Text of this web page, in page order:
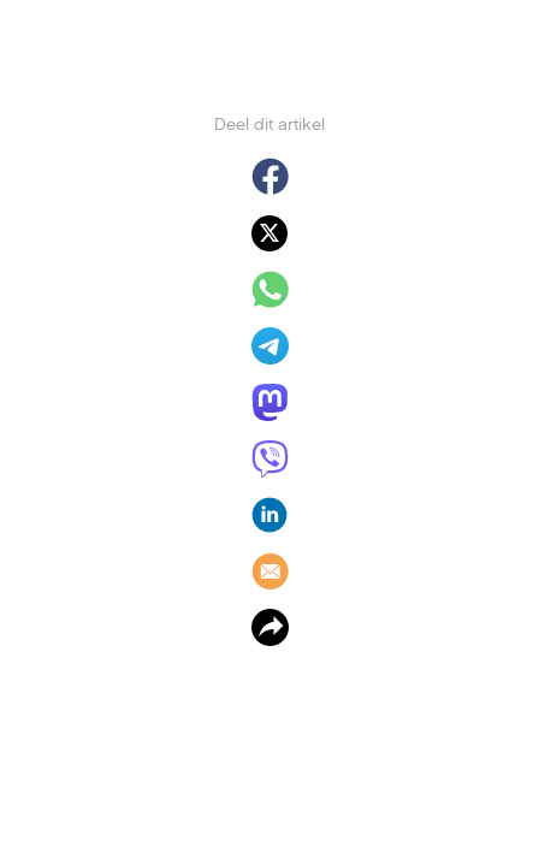
Deel dit artikel